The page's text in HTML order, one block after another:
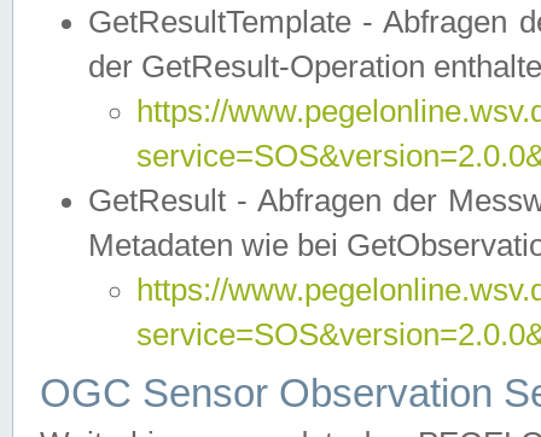
GetResultTemplate - Abfragen
der GetResult-Operation
https://
GetResult - Abfragen der
Metadaten wie bei
https://
OGC Sensor Observation